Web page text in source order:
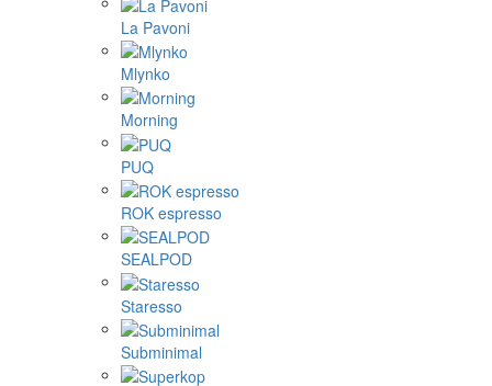
La Pavoni
Mlynko
Morning
PUQ
ROK espresso
SEALPOD
Staresso
Subminimal